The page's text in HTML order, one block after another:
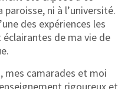
ni à l’université.
des expériences les
de ma vie de
mes camarades et moi
rigoureux et